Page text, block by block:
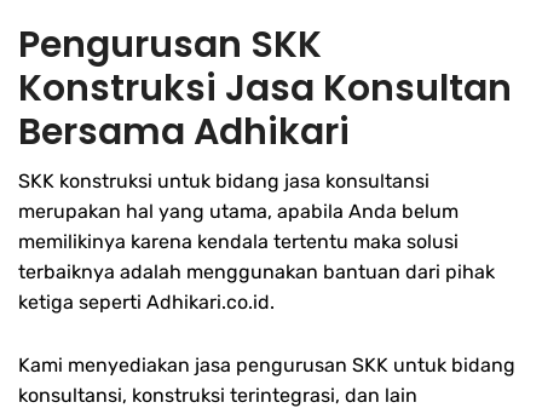
Pengurusan SKK
Konstruksi Jasa Konsultan
Bersama Adhikari
SKK konstruksi untuk bidang jasa konsultansi
merupakan hal yang utama, apabila Anda belum
memilikinya karena kendala tertentu maka solusi
terbaiknya adalah menggunakan bantuan dari pihak
ketiga seperti Adhikari.co.id.
Kami menyediakan jasa pengurusan SKK untuk bidang
konsultansi, konstruksi terintegrasi, dan lain